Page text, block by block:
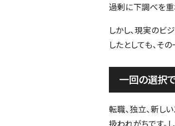
過剰に下調べを重
しかし、現実のビ
したとしても、そ
一回の選択
転職、独立、新し
扱われがちです。